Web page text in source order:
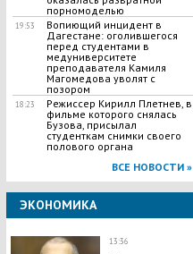
порномоделью
19:53
​Вопиющий инцидент в
Дагестане: оголившегося
перед студентами в
медуниверситете
преподавателя Камиля
Магомедова уволят с
позором
18:23
Режиссер Кирилл Плетнев, в
фильме которого снялась
Бузова, присылал
студенткам снимки своего
полового органа
ВСЕ НОВОСТИ »
ЭКОНОМИКА
13:36